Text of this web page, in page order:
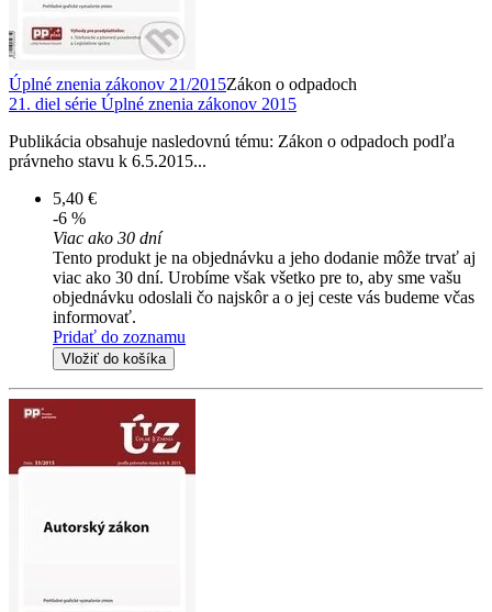
Úplné znenia zákonov 21/2015Zákon o odpadoch
21. diel série Úplné znenia zákonov 2015
Publikácia obsahuje nasledovnú tému: Zákon o odpadoch podľa
právneho stavu k 6.5.2015...
5,40 €
-6 %
Viac ako 30 dní
Tento produkt je na objednávku a jeho dodanie môže trvať aj
viac ako 30 dní. Urobíme však všetko pre to, aby sme vašu
objednávku odoslali čo najskôr a o jej ceste vás budeme včas
informovať.
Pridať do zoznamu
Vložiť do košíka